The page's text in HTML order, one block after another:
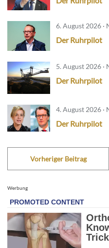
6. August 2026 ·
Der Ruhrpilot
5. August 2026 ·
Der Ruhrpilot
4. August 2026 ·
Der Ruhrpilot
Vorheriger Beitrag
Werbung